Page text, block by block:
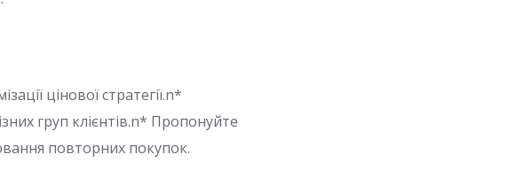
цінової стратегії.n*
груп клієнтів.n* Пропонуйте
повторних покупок.